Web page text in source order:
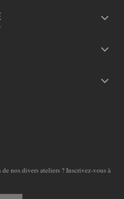
nos divers ateliers ? Inscrivez-vous à